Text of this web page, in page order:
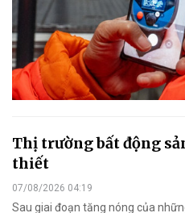
Thị trường bất động
thiết
07/08/2026 04:19
Sau giai đoạn tăng nóng của